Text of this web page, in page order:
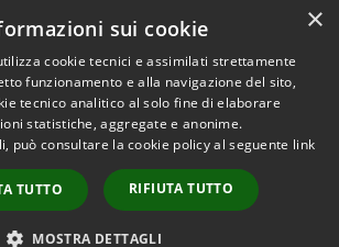
accessibilità
Copyright © 2026 • Comune di
Sant'Agata Li Battiati •
Powered byMunicipium
Accesso redazione
×
sui cookie
cookie tecnici e assimilati strettamente
funzionamento e alla navigazione del sito,
tecnico analitico al solo fine di elaborare
statistiche, aggregate e anonime.
può consultare la cookie policy al seguente link
TUTTO RIFIUTA TUTTO
MOSTRA DETTAGLI